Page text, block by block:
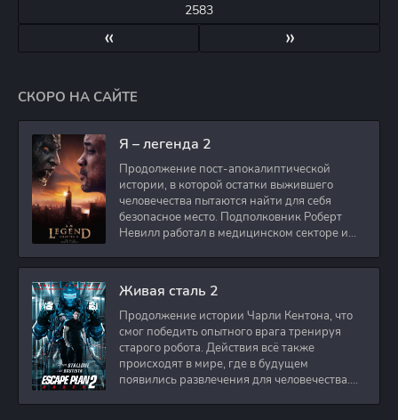
«
2583
»
СКОРО НА САЙТЕ
Я – легенда 2
Продолжение пост-апокалиптической
истории, в которой остатки выжившего
человечества пытаются найти для себя
безопасное место. Подполковник Роберт
Невилл работал в медицинском секторе и
Живая сталь 2
Продолжение истории Чарли Кентона, что
смог победить опытного врага тренируя
старого робота. Действия всё также
происходят в мире, где в будущем
появились развлечения для человечества.